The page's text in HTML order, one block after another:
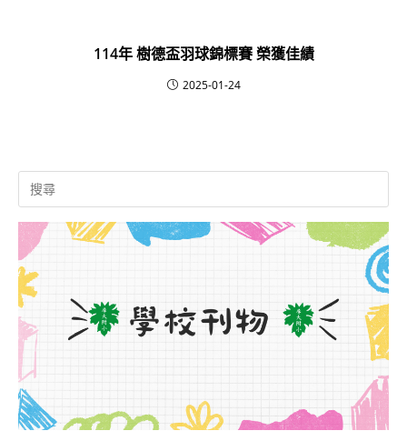
114年 樹德盃羽球錦標賽 榮獲佳績
2025-01-24
Search
for: